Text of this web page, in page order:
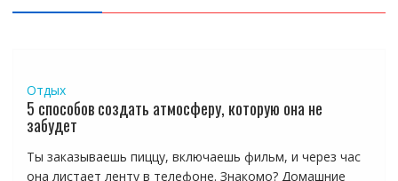
Отдых
5 способов создать атмосферу, которую она не
забудет
Ты заказываешь пиццу, включаешь фильм, и через час
она листает ленту в телефоне. Знакомо? Домашние